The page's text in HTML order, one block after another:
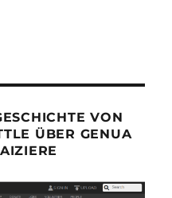
VON
ÜBER GENUA